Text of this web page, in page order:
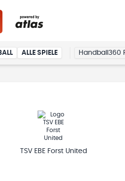
ALLE SPIELE Handball360
TSV EBE Forst United